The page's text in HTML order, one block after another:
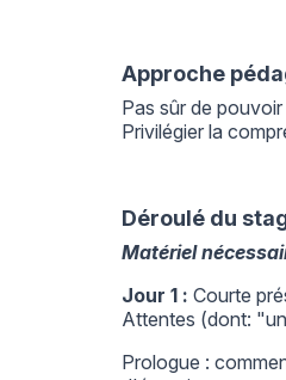
Approche
Pas sûr de
Privilégier la
Déroulé du
Matériel
Jour 1 : Courte
Attentes (dont:
Prologue :